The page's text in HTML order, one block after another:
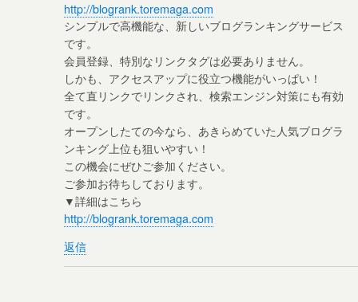
http://blogrank.toremaga.com
シンプルで高機能な、新しいブログランキングサービス
です。
会員登録、特別なリンクタグは必要ありません。
しかも、アクセスアップに役立つ機能がいっぱい！
全て直リンクでリンクされ、検索エンジン対策にも有効
です。
オープンしたての今なら、あきらめていた人気ブログラ
ンキング上位も狙いやすい！
この機会にぜひご参加ください。
ご参加お待ちしております。
▼詳細はこちら
http://blogrank.toremaga.com
返信